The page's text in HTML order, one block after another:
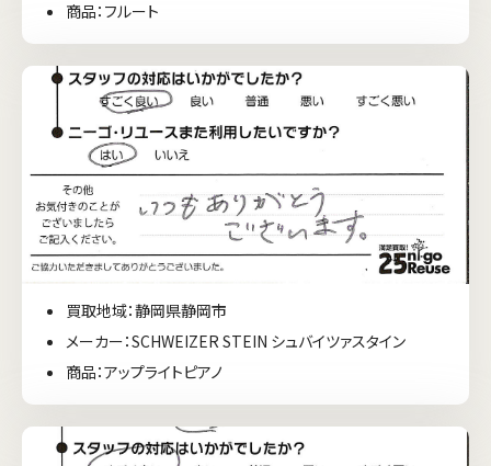
商品：フルート
買取地域：静岡県静岡市
メーカー：SCHWEIZER STEIN シュバイツァスタイン
商品：アップライトピアノ